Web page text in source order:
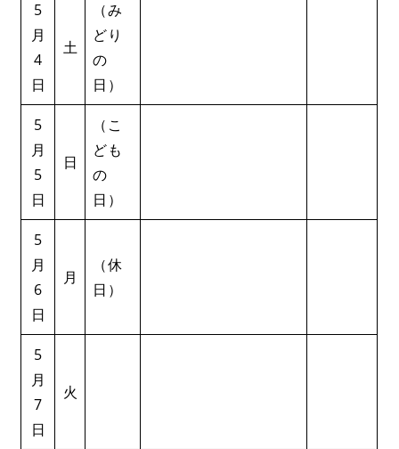
5
月
4
日
土
（み
どり
の
日）
5
月
5
日
日
（こ
ども
の
日）
5
月
6
日
月
（休
日）
5
月
7
日
火